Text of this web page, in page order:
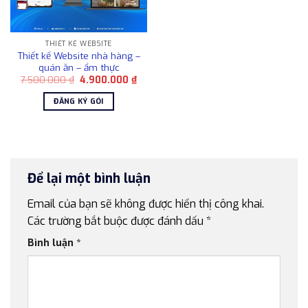
THIẾT KẾ WEBSITE
Thiết kế Website nhà hàng –
quán ăn – ẩm thực
7.500.000₫ Giá
là:
7.500.000 ₫.
4.900.000₫Giá
hiện
ĐĂNG KÝ GÓI
Để lại một bình luận
Email của bạn sẽ không được hiển thị công khai.
Các trường bắt buộc được đánh dấu *
Bình luận *